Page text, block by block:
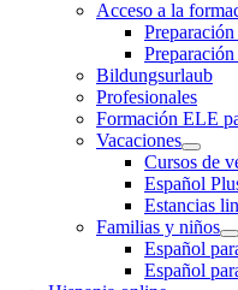
Acceso a la
Bildungsurlaub
Profesionales
Formación ELE
Vacaciones
Cursos de
Español
Estancias
Familias y niños
Español
Español